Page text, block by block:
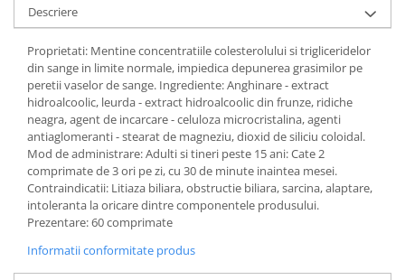
CEAIURI
GEMODERIVATE
CREME AFECTIUNI PIELE
SUPOZITOARE
TINCTURI
SUPERALIMENTE
Descriere
Proprietati: Mentine concentratiile colesterolului si trigliceridelor
din sange in limite normale, impiedica depunerea grasimilor pe
peretii vaselor de sange. Ingrediente: Anghinare - extract
hidroalcoolic, leurda - extract hidroalcoolic din frunze, ridiche
neagra, agent de incarcare - celuloza microcristalina, agenti
antiaglomeranti - stearat de magneziu, dioxid de siliciu coloidal.
Mod de administrare: Adulti si tineri peste 15 ani: Cate 2
comprimate de 3 ori pe zi, cu 30 de minute inaintea mesei.
Contraindicatii: Litiaza biliara, obstructie biliara, sarcina, alaptare,
intoleranta la oricare dintre componentele produsului.
Prezentare: 60 comprimate
Informatii conformitate produs